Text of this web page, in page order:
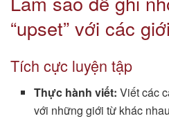
“upset” với các
Tích cực luyện tập
Thực hành viết: Viết các
với những giới từ khác